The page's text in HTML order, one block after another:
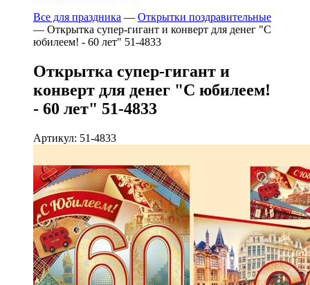
Все для праздника — Открытки поздравительные
— Открытка супер-гигант и конверт для денег "С
юбилеем! - 60 лет" 51-4833
Открытка супер-гигант и
конверт для денег "С юбилеем!
- 60 лет" 51-4833
Артикул: 51-4833